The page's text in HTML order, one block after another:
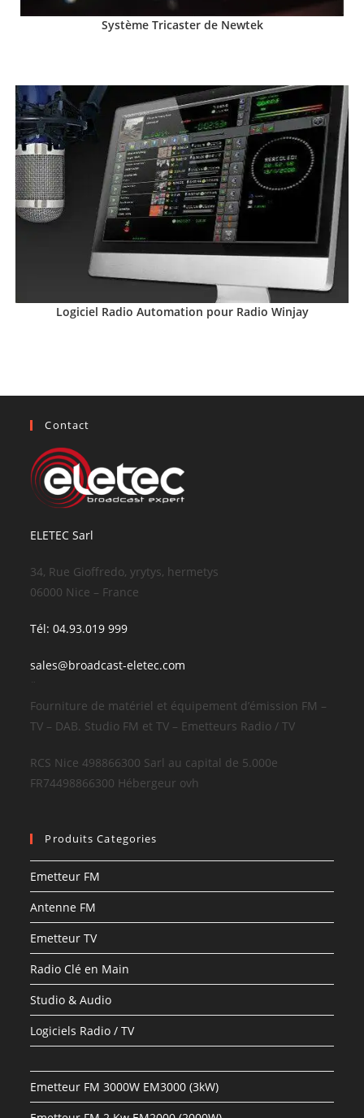
Système Tricaster de Newtek
Logiciel Radio Automation pour Radio Winjay
Contact
ELETEC Sarl
34, Rue Gioffredo, yrytys, hermetys
06000 Nice – France
Tél: 04.93.019 999
sales@broadcast-eletec.com
¨
Fourniture de matériel et équipement d’émission FM –
TV – DAB. Studio FM et TV – Emetteurs Radio / TV
RCS Nice 498866300 Sarl au capital de 5.000e
FR74498866300 Hébergeur ovh
Produits Categories
Emetteur FM
Antenne FM
Emetteur TV
Radio Clé en Main
Studio & Audio
Logiciels Radio / TV
Emetteur FM 3000W EM3000 (3kW)